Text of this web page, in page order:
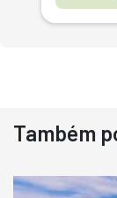
Destaque
Usado
Também